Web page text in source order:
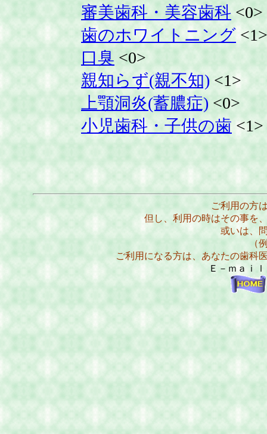
審美歯科・美容歯科 <0>
歯のホワイトニング <1>
口臭 <0>
親知らず(親不知) <1>
上顎洞炎(蓄膿症) <0>
小児歯科・子供の歯 <1>
ご利用の方
但し、利用の時はその事を
或いは、
（
ご利用になる方は、あなたの歯科
Ｅ－ｍａｉ